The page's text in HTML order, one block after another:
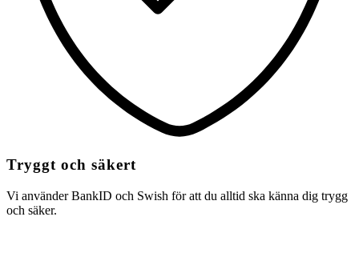
Tryggt och säkert
Vi använder BankID och Swish för att du alltid ska känna dig trygg
och säker.